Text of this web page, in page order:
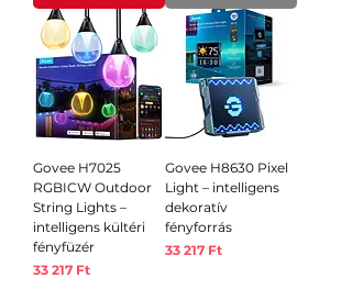
Govee H7025
RGBICW Outdoor
String Lights –
intelligens kültéri
fényfüzér
Ár
33 217 Ft
Govee H8630 Pixel
Light – intelligens
dekoratív
fényforrás
Ár
33 217 Ft